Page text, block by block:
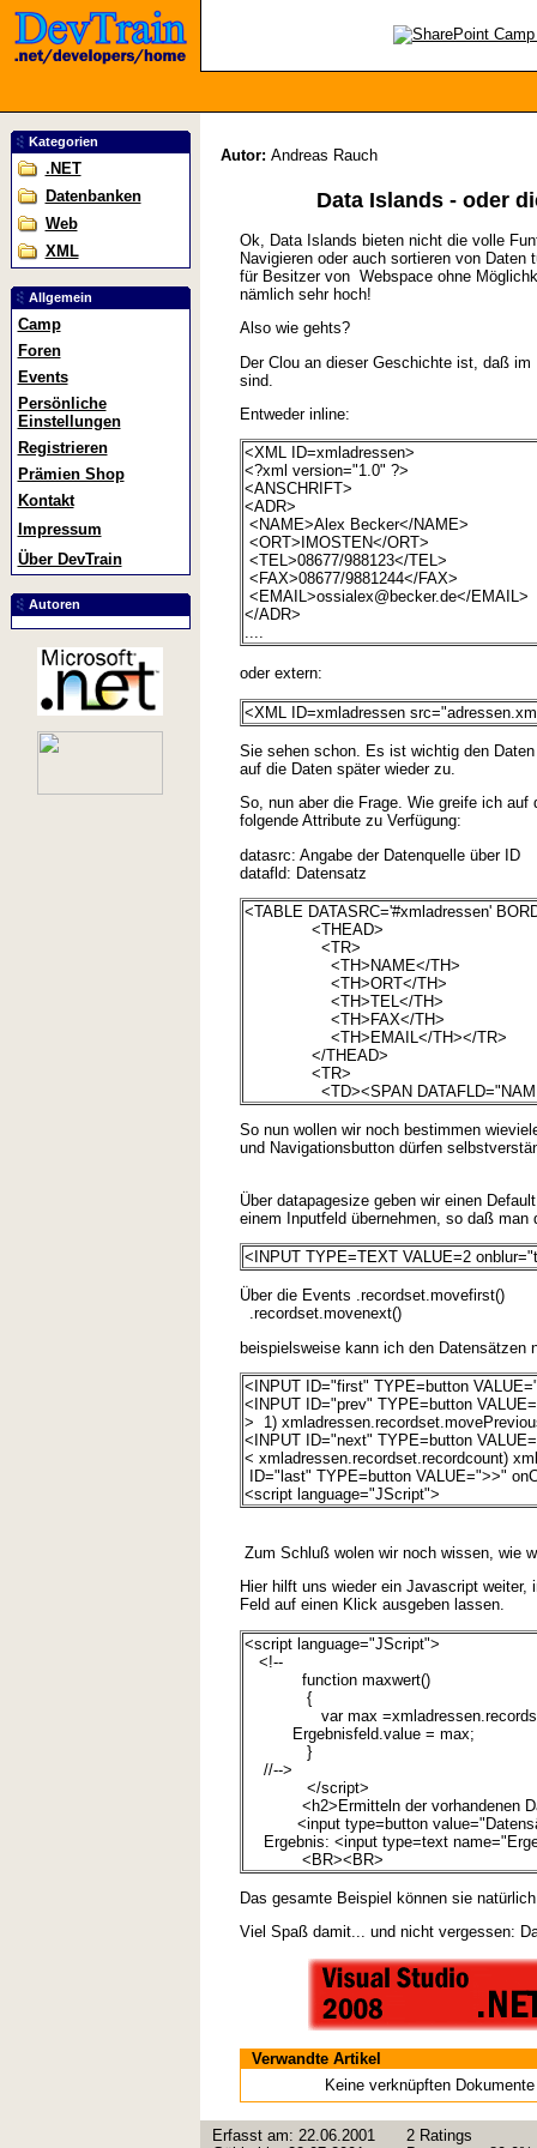
Kategorien
.NET
Datenbanken
Web
XML
Allgemein
Camp
Foren
Events
Persönliche
Einstellungen
Registrieren
Prämien Shop
Kontakt
Impressum
Über DevTrain
Autoren
Autor: Andreas Rauch
Data Islands - oder
Ok, Data Islands bieten nicht die volle
Navigieren oder auch sortieren von
für Besitzer von Webspace ohne
nämlich sehr hoch!
Also wie gehts?
Der Clou an dieser Geschichte ist, daß
sind.
Entweder inline:
<XML ID=xmladressen>
<?xml version="1.0" ?>
<ANSCHRIFT>
<ADR>
<NAME>Alex Becker</NAME>
<ORT>IMOSTEN</ORT>
<TEL>08677/988123</TEL>
<FAX>08677/9881244</FAX>
<EMAIL>ossialex@becker.de</EMAIL>
</ADR>
....
oder extern:
<XML ID=xmladressen
Sie sehen schon. Es ist wichtig den
auf die Daten später wieder zu.
So, nun aber die Frage. Wie greife ich
folgende Attribute zu Verfügung:
datasrc: Angabe der Datenquelle über ID
datafld: Datensatz
<TABLE DATASRC='#xmladressen'
<THEAD>
<TR>
<TH>NAME</TH>
<TH>ORT</TH>
<TH>TEL</TH>
<TH>FAX</TH>
<TH>EMAIL</TH></TR>
</THEAD>
<TR>
<TD><SPAN
So nun wollen wir noch bestimmen
und Navigationsbutton dürfen
Über datapagesize geben wir einen
einem Inputfeld übernehmen, so daß
<INPUT TYPE=TEXT VALUE=2
Über die Events .recordset.movefirst()
.recordset.movenext()
beispielsweise kann ich den Datensätzen
<INPUT ID="first" TYPE=button
<INPUT ID="prev" TYPE=button
> 1)
<INPUT ID="next" TYPE=button
< xmladressen.recordset.recordcount)
ID="last" TYPE=button VALUE=">>"
<script language="JScript">
Zum Schluß wolen wir noch wissen, wie
Hier hilft uns wieder ein Javascript
Feld auf einen Klick ausgeben lassen.
<script language="JScript">
<!--
function maxwert()
{
var max
Ergebnisfeld.value = max;
}
//-->
</script>
<h2>Ermitteln der vorhandenen
<input type=button
Ergebnis: <input type=text
<BR><BR>
Das gesamte Beispiel können sie
Viel Spaß damit... und nicht vergessen:
Verwandte Artikel
Keine verknüpften Dokumente
Erfasst am: 22.06.2001
2 Ratings